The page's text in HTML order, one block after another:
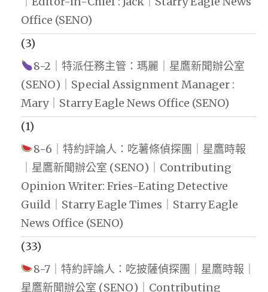
Office (SENO)
(3)
8-2｜特派任務主管：瑪麗｜星鷹新聞辦公室
(SENO)｜Special Assignment Manager :
Mary｜Starry Eagle News Office (SENO)
(1)
8-6｜特約評論人：吃薯條偵探團｜星鷹時報
｜星鷹新聞辦公室 (SENO)｜Contributing
Opinion Writer: Fries-Eating Detective
Guild｜Starry Eagle Times｜Starry Eagle
News Office (SENO)
(33)
8-7｜特約評論人：吃披薩偵探團｜星鷹時報｜
星鷹新聞辦公室 (SENO)｜Contributing